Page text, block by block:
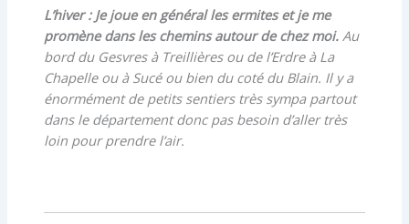
L’hiver : Je joue en général les ermites et je me
promène dans les chemins autour de chez moi. Au
bord du Gesvres à Treillières ou de l’Erdre à La
Chapelle ou à Sucé ou bien du coté du Blain. Il y a
énormément de petits sentiers très sympa partout
dans le département donc pas besoin d’aller très
loin pour prendre l’air.